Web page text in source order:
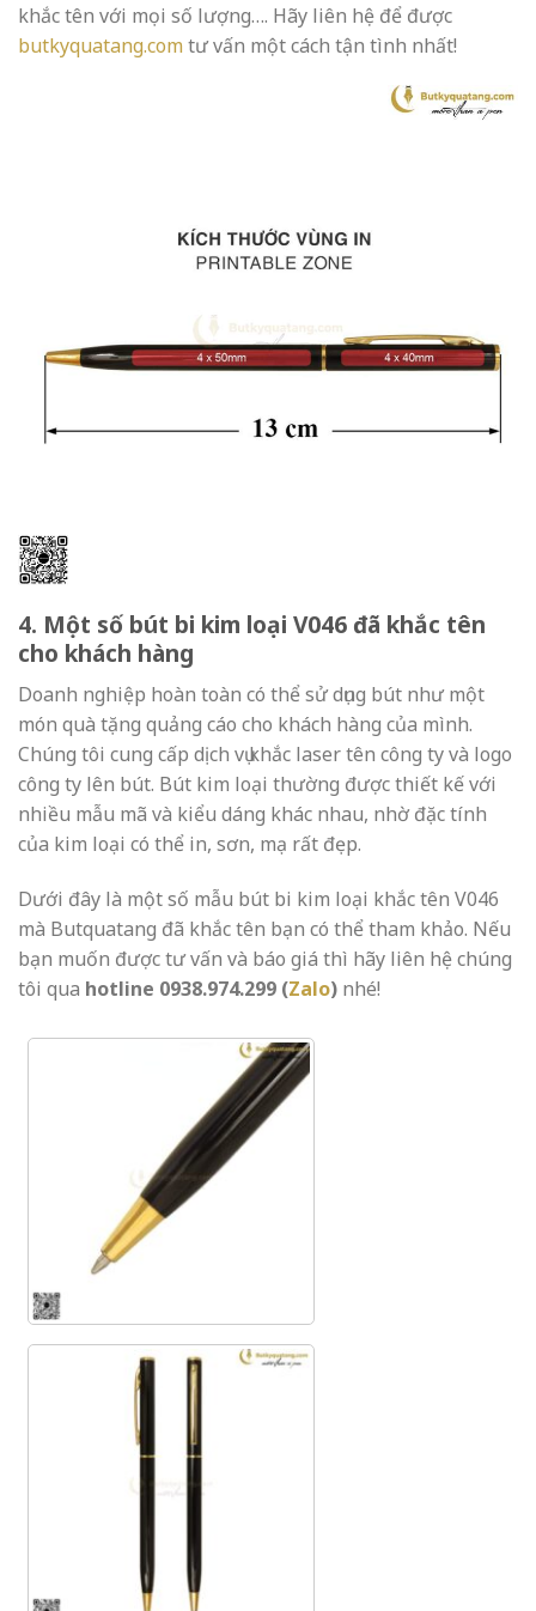
khắc tên với mọi số lượng…. Hãy liên hệ để được
butkyquatang.comtư vấn một cách tận tình nhất!
4. Một số bút bi kim loại V046 đã khắc tên
cho khách hàng
Doanh nghiệp hoàn toàn có thể sử dụng bút như một
món quà tặng quảng cáo cho khách hàng của mình.
Chúng tôi cung cấp dịch vụ khắc laser tên công ty và logo
công ty lên bút. Bút kim loại thường được thiết kế với
nhiều mẫu mã và kiểu dáng khác nhau, nhờ đặc tính
của kim loại có thể in, sơn, mạ rất đẹp.
Dưới đây là một số mẫu bút bi kim loại khắc tên V046
mà Butquatang đã khắc tên bạn có thể tham khảo. Nếu
bạn muốn được tư vấn và báo giá thì hãy liên hệ chúng
tôi qua hotline 0938.974.299 (Zalo) nhé!